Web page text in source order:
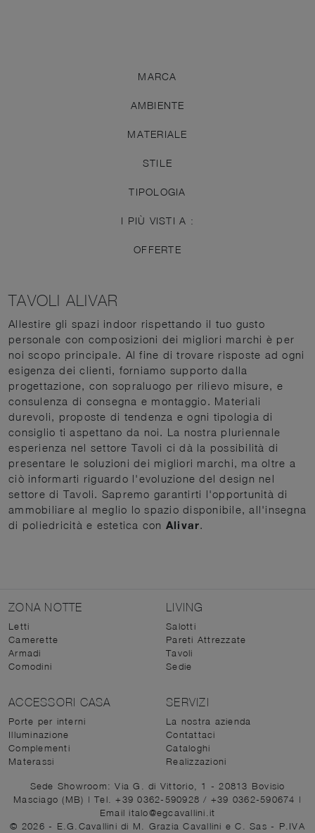
MARCA
AMBIENTE
MATERIALE
STILE
TIPOLOGIA
I PIÙ VISTI A :
OFFERTE
TAVOLI ALIVAR
Allestire gli spazi indoor rispettando il tuo gusto
personale con composizioni dei migliori marchi è per
noi scopo principale. Al fine di trovare risposte ad ogni
esigenza dei clienti, forniamo supporto dalla
progettazione, con sopraluogo per rilievo misure, e
consulenza di consegna e montaggio. Materiali
durevoli, proposte di tendenza e ogni tipologia di
consiglio ti aspettano da noi. La nostra pluriennale
esperienza nel settore Tavoli ci dà la possibilità di
presentare le soluzioni dei migliori marchi, ma oltre a
ciò informarti riguardo l'evoluzione del design nel
settore di Tavoli. Sapremo garantirti l'opportunità di
ammobiliare al meglio lo spazio disponibile, all'insegna
di poliedricità e estetica con Alivar.
ZONA NOTTE
Letti
Camerette
Armadi
Comodini
LIVING
Salotti
Pareti Attrezzate
Tavoli
Sedie
ACCESSORI CASA
Porte per interni
Illuminazione
Complementi
Materassi
SERVIZI
La nostra azienda
Contattaci
Cataloghi
Realizzazioni
Sede Showroom: Via G. di Vittorio, 1 - 20813 Bovisio
Masciago (MB) | Tel. +39 0362-590928/ +39 0362-590674 |
Email italo@egcavallini.it
© 2026 - E.G.Cavallini di M. Grazia Cavallini e C. Sas - P.IVA